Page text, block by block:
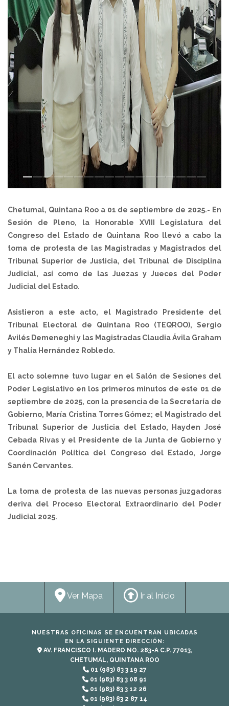
Chetumal, Quintana Roo a 01 de septiembre de 2025.- En
Sesión de Pleno, la Honorable XVIII Legislatura del
Congreso del Estado de Quintana Roo llevó a cabo la
toma de protesta de las Magistradas y Magistrados del
Tribunal Superior de Justicia, del Tribunal de Disciplina
Judicial, así como de las Juezas y Jueces del Poder
Judicial del Estado.
Asistieron a este acto, el Magistrado Presidente del
Tribunal Electoral de Quintana Roo (TEQROO), Sergio
Avilés Demeneghi y las Magistradas Claudia Ávila Graham
y Thalía Hernández Robledo.
El acto solemne tuvo lugar en el Salón de Sesiones del
Poder Legislativo en los primeros minutos de este 01 de
septiembre de 2025, con la presencia de la Secretaría de
Gobierno, María Cristina Torres Gómez; el Magistrado del
Tribunal Superior de Justicia del Estado, Hayden José
Cebada Rivas y el Presidente de la Junta de Gobierno y
Coordinación Política del Congreso del Estado, Jorge
Sanén Cervantes.
La toma de protesta de las nuevas personas juzgadoras
deriva del Proceso Electoral Extraordinario del Poder
Judicial 2025.
Ver Mapa Ir al Inicio
NUESTRAS OFICINAS SE ENCUENTRAN UBICADAS
EN LA SIGUIENTE DIRECCIÓN:
AV. FRANCISCO I. MADERO NO. 283-A C.P. 77013,
CHETUMAL, QUINTANA ROO
01 (983) 83 3 19 27
01 (983) 83 3 08 91
01 (983) 83 3 12 26
01 (983) 83 2 87 14